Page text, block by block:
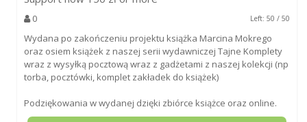
0 Left: 50 / 50
Wydana po zakończeniu projektu książka Marcina Mokrego
oraz osiem książek z naszej serii wydawniczej Tajne Komplety
wraz z wysyłką pocztową wraz z gadżetami z naszej kolekcji (np
torba, pocztówki, komplet zakładek do książek)
Podziękowania w wydanej dzięki zbiórce książce oraz online.